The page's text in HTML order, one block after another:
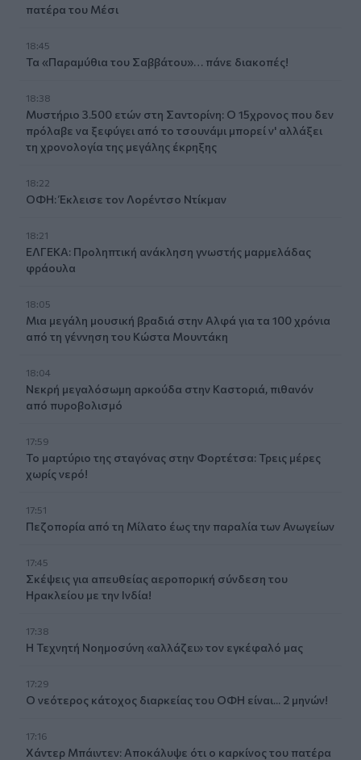
πατέρα του Μέσι
18:45
Τα «Παραμύθια του Σαββάτου»… πάνε διακοπές!
18:38
Μυστήριο 3.500 ετών στη Σαντορίνη: Ο 15χρονος που δεν
πρόλαβε να ξεφύγει από το τσουνάμι μπορεί ν' αλλάξει
τη χρονολογία της μεγάλης έκρηξης
18:22
ΟΦΗ: Έκλεισε τον Λορέντσο Ντίκμαν
18:21
ΕΛΓΕΚΑ: Προληπτική ανάκληση γνωστής μαρμελάδας
φράουλα
18:05
Μια μεγάλη μουσική βραδιά στην Αλφά για τα 100 χρόνια
από τη γέννηση του Κώστα Μουντάκη
18:04
Νεκρή μεγαλόσωμη αρκούδα στην Καστοριά, πιθανόν
από πυροβολισμό
17:59
Το μαρτύριο της σταγόνας στην Φορτέτσα: Τρεις μέρες
χωρίς νερό!
17:51
Πεζοπορία από τη Μίλατο έως την παραλία των Ανωγείων
17:45
Σκέψεις για απευθείας αεροπορική σύνδεση του
Ηρακλείου με την Ινδία!
17:38
Η Τεχνητή Νοημοσύνη «αλλάζει» τον εγκέφαλό μας
17:29
Ο νεότερος κάτοχος διαρκείας του ΟΦΗ είναι... 2 μηνών!
17:16
Χάντερ Μπάιντεν: Αποκάλυψε ότι ο καρκίνος του πατέρα